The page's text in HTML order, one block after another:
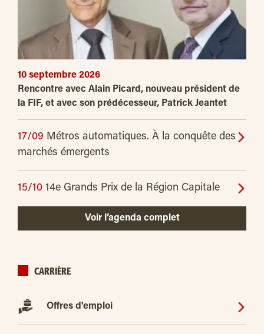
10 septembre 2026
Rencontre avec Alain Picard, nouveau président de
la FIF, et avec son prédécesseur, Patrick Jeantet
17/09 Métros automatiques. À la conquête des
marchés émergents
15/10 14e Grands Prix de la Région Capitale
Voir l’agenda complet
CARRIÈRE
Offres d'emploi